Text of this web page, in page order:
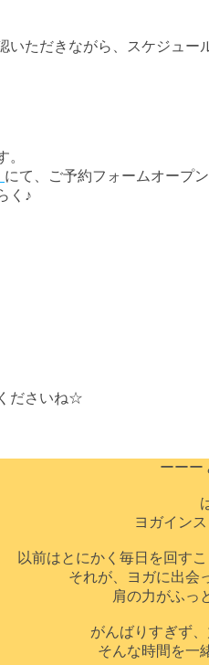
ただきながら、スケジュー
。
にて、ご予約フォームオープ
く♪
ださいね☆
ーーー
ヨガイン
以前はとにかく毎日を回す
それが、ヨガに出会
肩の力がふっ
がんばりすぎず
そんな時間を一